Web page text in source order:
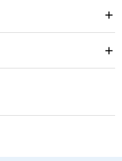
に思い出すレターランプ。
！お好きな文字を入れてオ
光を放ちます。
は、商品が到着後60日